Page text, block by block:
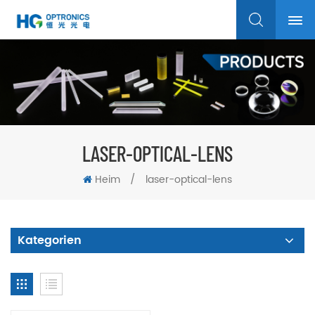
LASER-OPTICAL-LENS
Heim / laser-optical-lens
Kategorien